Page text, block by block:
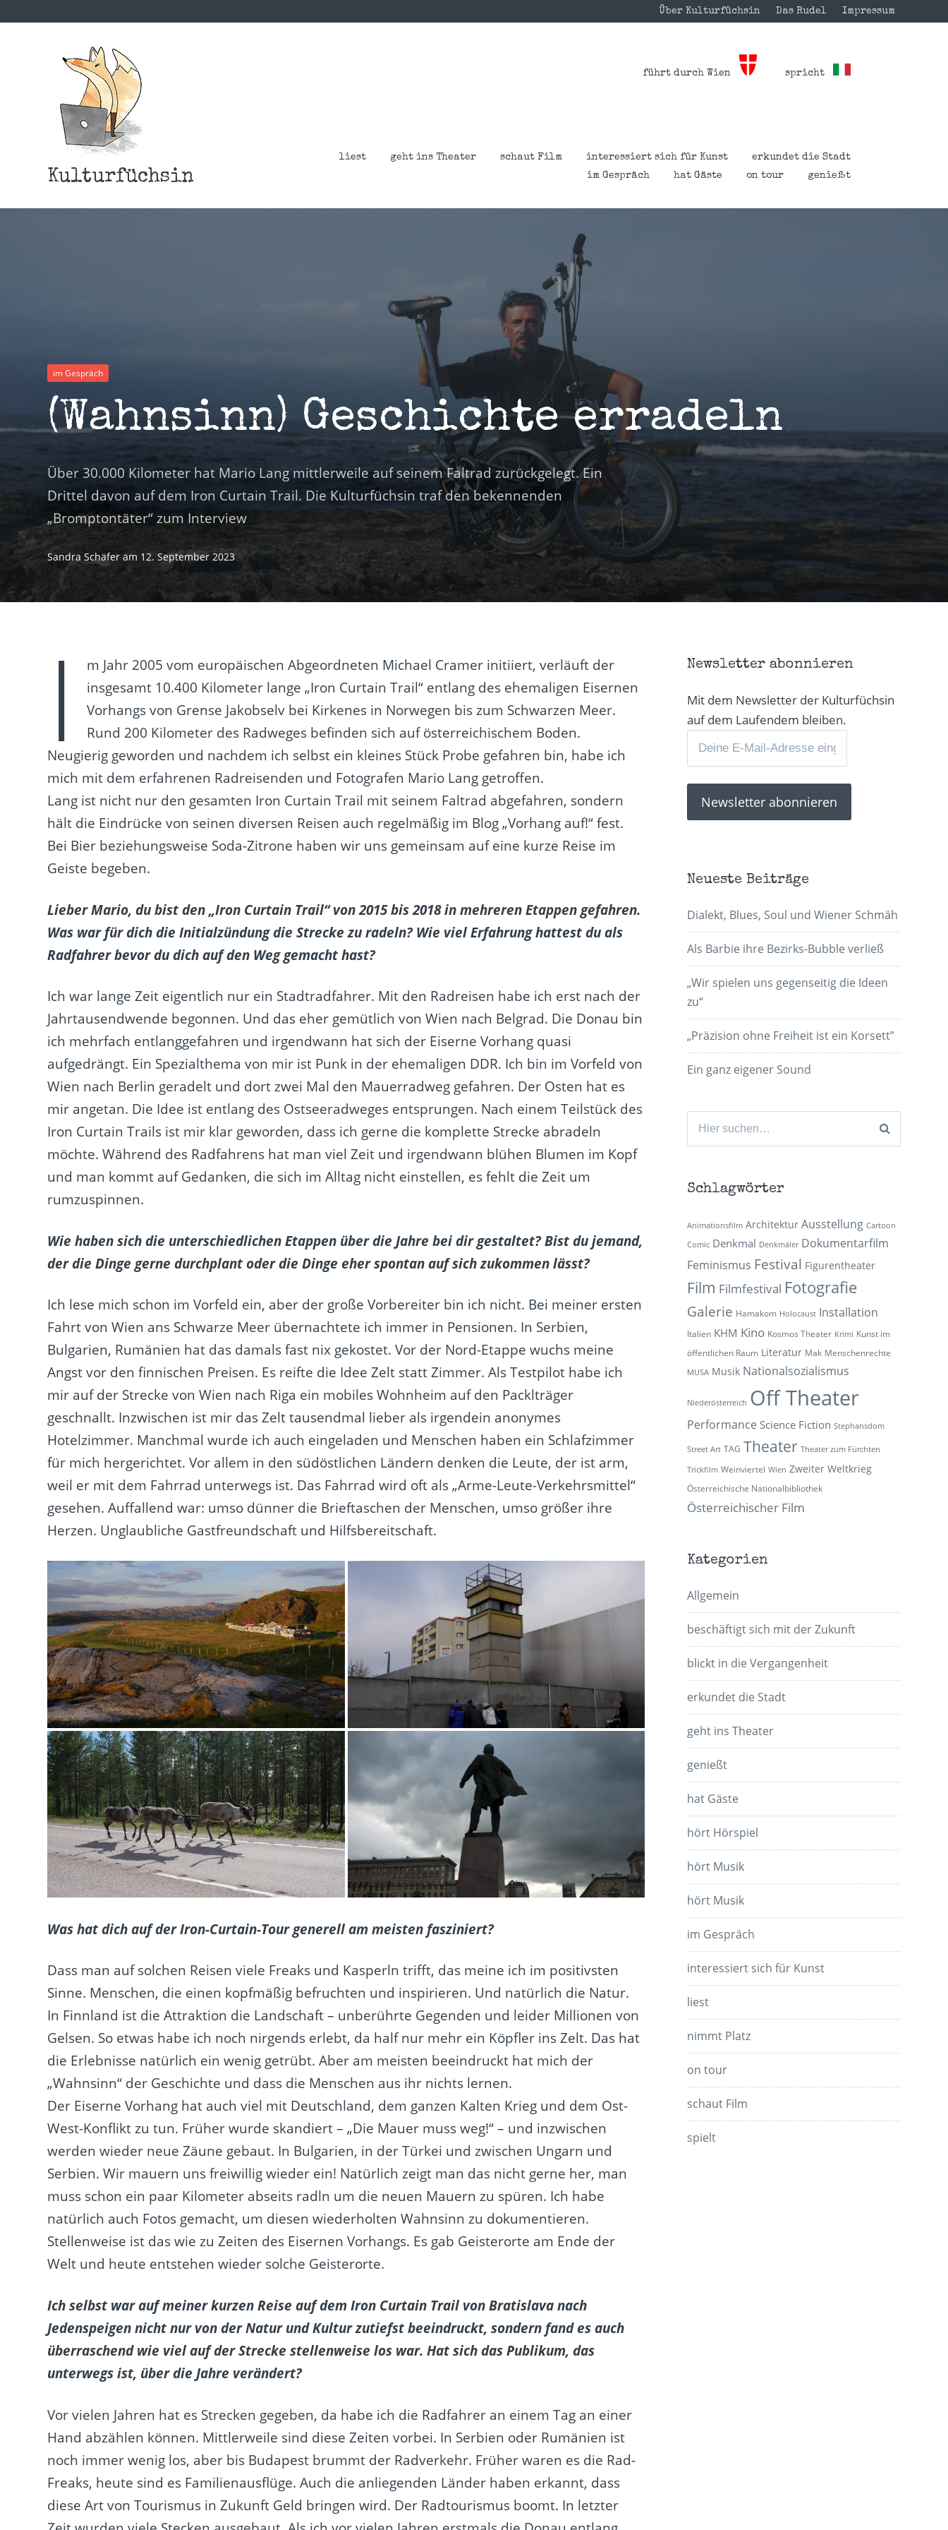
Über Kulturfüchsin Das Rudel Impressum
Kulturfüchsin
führt durch Wien spricht
liest geht ins Theater schaut Film interessiert sich für Kunst
erkundet die Stadt
im Gespräch
hat Gäste on tour genießt
im Gespräch
(Wahnsinn) Geschichte erradeln
Über 30.000 Kilometer hat Mario Lang mittlerweile auf seinem Faltrad zurückgelegt. Ein
Drittel davon auf dem Iron Curtain Trail. Die Kulturfüchsin traf den bekennenden
„Bromptontäter“ zum Interview
Sandra Schäferam 12. September 2023
I
m Jahr 2005 vom europäischen Abgeordneten Michael Cramer initiiert, verläuft der
insgesamt 10.400 Kilometer lange „Iron Curtain Trail“ entlang des ehemaligen Eisernen
Vorhangs von Grense Jakobselv bei Kirkenes in Norwegen bis zum Schwarzen Meer.
Rund 200 Kilometer des Radweges befinden sich auf österreichischem Boden.
Neugierig geworden und nachdem ich selbst ein kleines Stück Probe gefahren bin, habe ich
mich mit dem erfahrenen Radreisenden und Fotografen Mario Lang getroffen.
Lang ist nicht nur den gesamten Iron Curtain Trail mit seinem Faltrad abgefahren, sondern
hält die Eindrücke von seinen diversen Reisen auch regelmäßig im Blog „Vorhang auf!“ fest.
Bei Bier beziehungsweise Soda-Zitrone haben wir uns gemeinsam auf eine kurze Reise im
Geiste begeben.
Lieber Mario, du bist den „Iron Curtain Trail“ von 2015 bis 2018 in mehreren Etappen gefahren.
Was war für dich die Initialzündung die Strecke zu radeln? Wie viel Erfahrung hattest du als
Radfahrer bevor du dich auf den Weg gemacht hast?
Ich war lange Zeit eigentlich nur ein Stadtradfahrer. Mit den Radreisen habe ich erst nach der
Jahrtausendwende begonnen. Und das eher gemütlich von Wien nach Belgrad. Die Donau bin
ich mehrfach entlanggefahren und irgendwann hat sich der Eiserne Vorhang quasi
aufgedrängt. Ein Spezialthema von mir ist Punk in der ehemaligen DDR. Ich bin im Vorfeld von
Wien nach Berlin geradelt und dort zwei Mal den Mauerradweg gefahren. Der Osten hat es
mir angetan. Die Idee ist entlang des Ostseeradweges entsprungen. Nach einem Teilstück des
Iron Curtain Trails ist mir klar geworden, dass ich gerne die komplette Strecke abradeln
möchte. Während des Radfahrens hat man viel Zeit und irgendwann blühen Blumen im Kopf
und man kommt auf Gedanken, die sich im Alltag nicht einstellen, es fehlt die Zeit um
rumzuspinnen.
Wie haben sich die unterschiedlichen Etappen über die Jahre bei dir gestaltet? Bist du jemand,
der die Dinge gerne durchplant oder die Dinge eher spontan auf sich zukommen lässt?
Ich lese mich schon im Vorfeld ein, aber der große Vorbereiter bin ich nicht. Bei meiner ersten
Fahrt von Wien ans Schwarze Meer übernachtete ich immer in Pensionen. In Serbien,
Bulgarien, Rumänien hat das damals fast nix gekostet. Vor der Nord-Etappe wuchs meine
Angst vor den finnischen Preisen. Es reifte die Idee Zelt statt Zimmer. Als Testpilot habe ich
mir auf der Strecke von Wien nach Riga ein mobiles Wohnheim auf den Packlträger
geschnallt. Inzwischen ist mir das Zelt tausendmal lieber als irgendein anonymes
Hotelzimmer. Manchmal wurde ich auch eingeladen und Menschen haben ein Schlafzimmer
für mich hergerichtet. Vor allem in den südöstlichen Ländern denken die Leute, der ist arm,
weil er mit dem Fahrrad unterwegs ist. Das Fahrrad wird oft als „Arme-Leute-Verkehrsmittel“
gesehen. Auffallend war: umso dünner die Brieftaschen der Menschen, umso größer ihre
Herzen. Unglaubliche Gastfreundschaft und Hilfsbereitschaft.
Was hat dich auf der Iron-Curtain-Tour generell am meisten fasziniert?
Dass man auf solchen Reisen viele Freaks und Kasperln trifft, das meine ich im positivsten
Sinne. Menschen, die einen kopfmäßig befruchten und inspirieren. Und natürlich die Natur.
In Finnland ist die Attraktion die Landschaft – unberührte Gegenden und leider Millionen von
Gelsen. So etwas habe ich noch nirgends erlebt, da half nur mehr ein Köpfler ins Zelt. Das hat
die Erlebnisse natürlich ein wenig getrübt. Aber am meisten beeindruckt hat mich der
„Wahnsinn“ der Geschichte und dass die Menschen aus ihr nichts lernen.
Der Eiserne Vorhang hat auch viel mit Deutschland, dem ganzen Kalten Krieg und dem Ost-
West-Konflikt zu tun. Früher wurde skandiert – „Die Mauer muss weg!“ – und inzwischen
werden wieder neue Zäune gebaut. In Bulgarien, in der Türkei und zwischen Ungarn und
Serbien. Wir mauern uns freiwillig wieder ein! Natürlich zeigt man das nicht gerne her, man
muss schon ein paar Kilometer abseits radln um die neuen Mauern zu spüren. Ich habe
natürlich auch Fotos gemacht, um diesen wiederholten Wahnsinn zu dokumentieren.
Stellenweise ist das wie zu Zeiten des Eisernen Vorhangs. Es gab Geisterorte am Ende der
Welt und heute entstehen wieder solche Geisterorte.
Ich selbst war auf meiner kurzen Reise auf dem Iron Curtain Trail von Bratislava nach
Jedenspeigen nicht nur von der Natur und Kultur zutiefst beeindruckt, sondern fand es auch
überraschend wie viel auf der Strecke stellenweise los war. Hat sich das Publikum, das
unterwegs ist, über die Jahre verändert?
Vor vielen Jahren hat es Strecken gegeben, da habe ich die Radfahrer an einem Tag an einer
Hand abzählen können. Mittlerweile sind diese Zeiten vorbei. In Serbien oder Rumänien ist
noch immer wenig los, aber bis Budapest brummt der Radverkehr. Früher waren es die Rad-
Freaks, heute sind es Familienausflüge. Auch die anliegenden Länder haben erkannt, dass
diese Art von Tourismus in Zukunft Geld bringen wird. Der Radtourismus boomt. In letzter
Newsletter abonnieren
Mit dem Newsletter der Kulturfüchsin
auf dem Laufendem bleiben.
Neueste Beiträge
Dialekt, Blues, Soul und Wiener Schmäh
Als Barbie ihre Bezirks-Bubble verließ
„Wir spielen uns gegenseitig die Ideen
zu“
„Präzision ohne Freiheit ist ein Korsett”
Ein ganz eigener Sound
Suchen
Schlagwörter
Animationsfilm Architektur Ausstellung Cartoon
Comic Denkmal Denkmäler Dokumentarfilm
Feminismus Festival Figurentheater
Film Filmfestival Fotografie
Galerie Hamakom Holocaust Installation
Italien KHM Kino Kosmos Theater Krimi Kunst im
öffentlichen Raum Literatur Mak Menschenrechte
MUSA Musik Nationalsozialismus
Niederösterreich Off Theater
Performance Science Fiction Stephansdom
Street Art TAG Theater Theater zum Fürchten
Trickfilm Weinviertel Wien Zweiter Weltkrieg
Österreichische Nationalbibliothek
Österreichischer Film
Kategorien
Allgemein
beschäftigt sich mit der Zukunft
blickt in die Vergangenheit
erkundet die Stadt
geht ins Theater
genießt
hat Gäste
hört Hörspiel
hört Musik
hört Musik
im Gespräch
interessiert sich für Kunst
liest
nimmt Platz
on tour
schaut Film
spielt